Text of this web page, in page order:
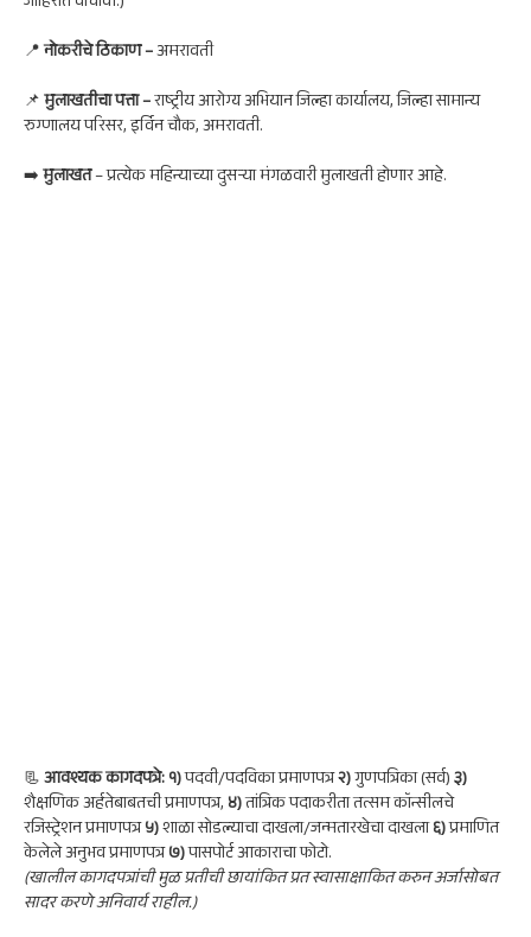
📍नोकरीचे ठिकाण –अमरावती
📌मुलाखतीचा पत्ता –राष्ट्रीय आरोग्य अभियान जिल्हा कार्यालय, जिल्हा सामान्य
रुग्णालय परिसर, इर्विन चौक, अमरावती.
➡️मुलाखत– प्रत्येक महिन्याच्या दुसऱ्या मंगळवारी मुलाखती होणार आहे.
📃आवश्यक कागदपत्रे:१)पदवी/पदविका प्रमाणपत्र२)गुणपत्रिका (सर्व)३)
शैक्षणिक अर्हतेबाबतची प्रमाणपत्र,४)तांत्रिक पदाकरीता तत्सम कॉन्सीलचे
रजिस्ट्रेशन प्रमाणपत्र५)शाळा सोडल्याचा दाखला/जन्मतारखेचा दाखला६)प्रमाणित
केलेले अनुभव प्रमाणपत्र७)पासपोर्ट आकाराचा फोटो.
(खालील कागदपत्रांची मुळ प्रतीची छायांकित प्रत स्वासाक्षाकित करुन अर्जासोबत
सादर करणे अनिवार्य राहील.)